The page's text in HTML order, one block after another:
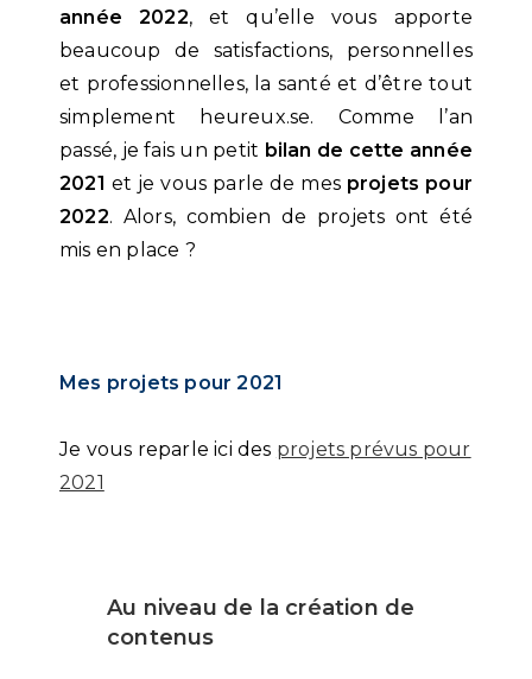
année 2022, et qu’elle vous apporte
beaucoup de satisfactions, personnelles
et professionnelles, la santé et d’être tout
simplement heureux.se. Comme l’an
passé, je fais un petit bilan de cette année
2021 et je vous parle de mes projets pour
2022. Alors, combien de projets ont été
mis en place ?
Mes projets pour 2021
Je vous reparle ici des projets prévus pour
2021
Au niveau de la création de
contenus